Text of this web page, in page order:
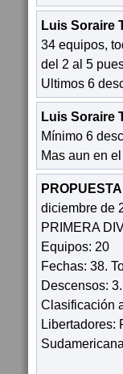
Luis Soraire
34 equipos,
del 2 al 5
Ultimos 6
Luis Soraire
Mínimo 6
Mas aun en
diciembre de
PRIMERA
Equipos: 20
Fechas: 38.
Descensos:
Clasificación
Libertadores: